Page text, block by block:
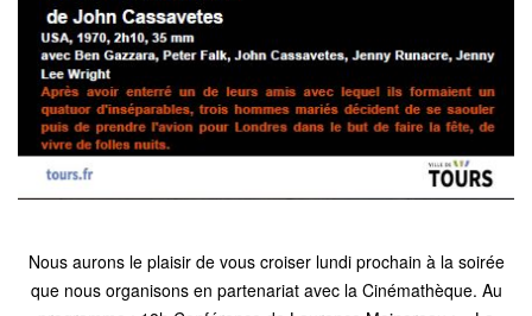
Nous aurons le plaisir de vous croiser lundi prochain à la soirée
que nous organisons en partenariat avec la Cinémathèque. Au